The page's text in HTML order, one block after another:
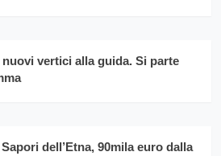
vertici alla guida. Si parte
dell’Etna, 90mila euro dalla